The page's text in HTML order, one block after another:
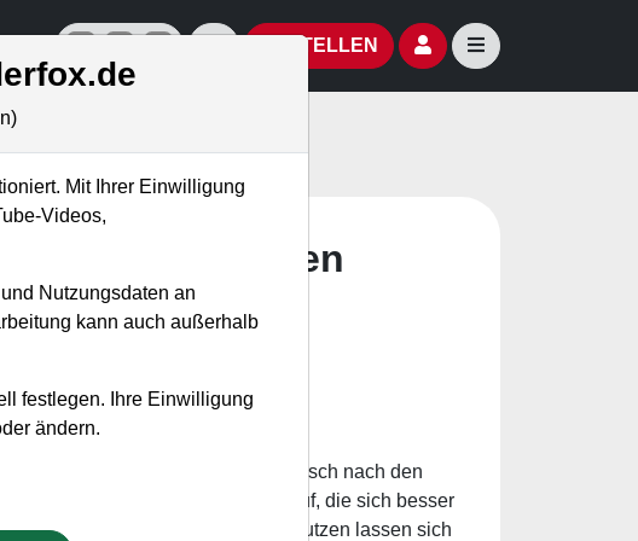
offizielle Social Media-AccountsAktien- und Artikelsuche öffnen
BESTELLEN Seitennavigation
zeigen
werden können, um systematisch nach den
relative Stärke zeigt Titel auf, die sich besser
für gute Trading-Chancen. Nutzen lassen sich
Mit Ihrer Einwilligung
Videos,
Nutzungsdaten an
kann auch außerhalb
festlegen. Ihre Einwilligung
ändern.